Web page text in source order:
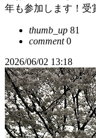
年も参加します！受
thumb_up 81
comment0
2026/06/02 13:18